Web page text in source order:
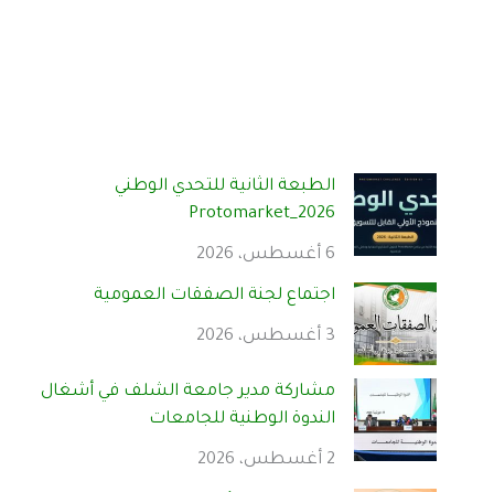
الطبعة الثانية للتحدي الوطني
Protomarket_2026
6 أغسطس، 2026
اجتماع لجنة الصفقات العمومية
3 أغسطس، 2026
مشاركة مدير جامعة الشلف في أشغال
الندوة الوطنية للجامعات
2 أغسطس، 2026